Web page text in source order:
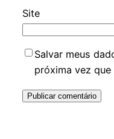
Site
Salvar meus
próxima vez que